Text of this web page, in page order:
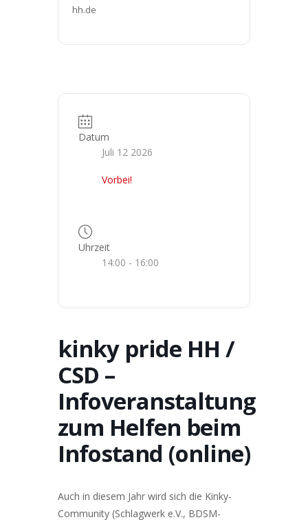
hh.de
Datum
Juli 12 2026
Vorbei!
Uhrzeit
14:00 - 16:00
kinky pride HH /
CSD –
Infoveranstaltung
zum Helfen beim
Infostand (online)
Auch in diesem Jahr wird sich die Kinky-
Community (Schlagwerk e.V., BDSM-